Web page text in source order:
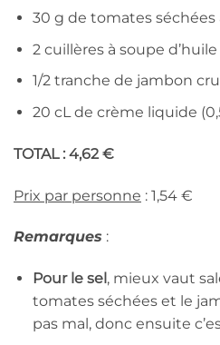
30 g de tomates séchées
2 cuillères à soupe
1/2 tranche de jambon
20 cL de crème liquide
TOTAL : 4,62 €
Prix par personne : 1,54 €
Remarques :
Pour le sel, mieux vaut
tomates séchées et le
pas mal, donc ensuite